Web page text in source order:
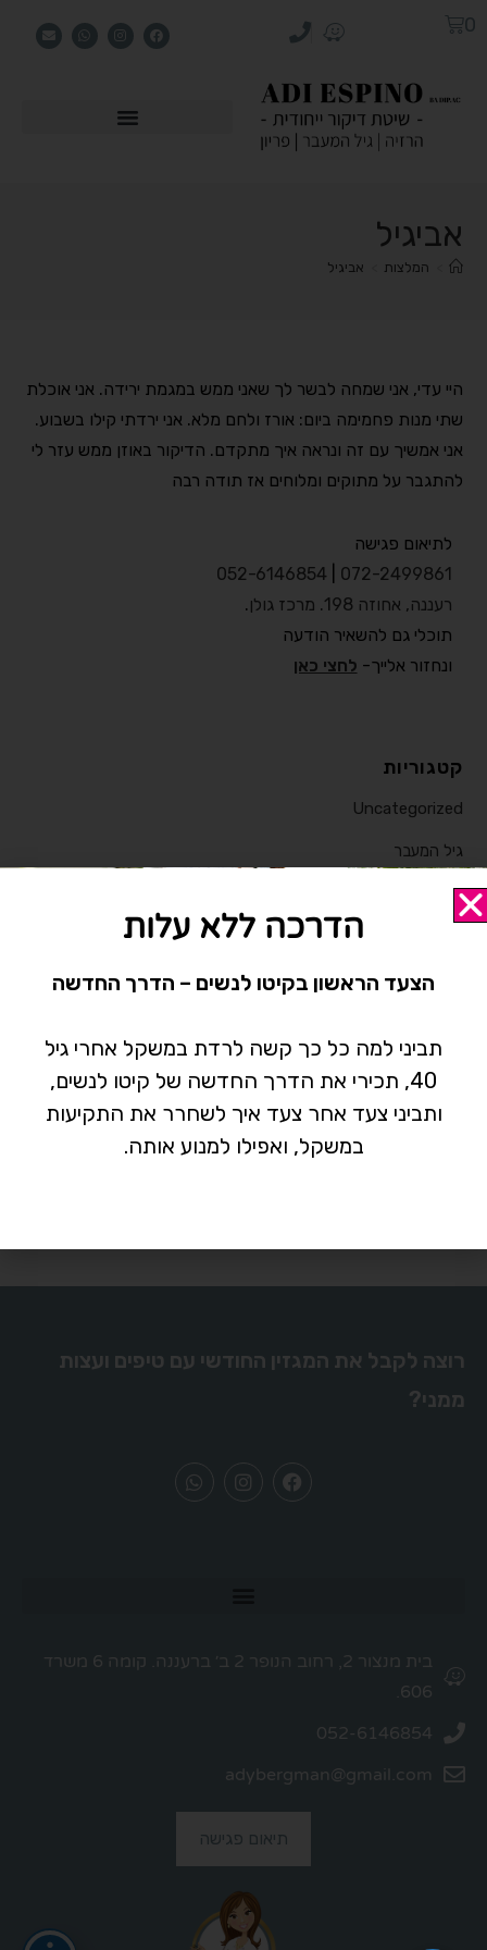
0
אביגיל
המלצות אביגיל
היי עדי, אני שמחה לבשר לך שאני ממש במגמת ירידה. אני אוכלת
שתי מנות פחמימה ביום: אורז ולחם מלא. אני ירדתי קילו בשבוע.
אני אמשיך עם זה ונראה איך מתקדם. הדיקור באוזן ממש עזר לי
להתגבר על מתוקים ומלוחים אז תודה רבה
לתיאום פגישה
072-2499861
052-6146854
רעננה, אחוזה 198. מרכז גולן
.
תוכלי גם להשאיר הודעה
ונחזור אלייך- לחצי כאן
קטגוריות
Uncategorized
גיל המעבר
הבלוג
מתח וחרדה
עדי אספינו בפייסבוק
רוצה לקבל את המגזין החודשי עם טיפים ועצות
ממני?
בית מנצור 2, רחוב הנופר 2 ב׳ ברעננה. קומה 6 משרד
606.
052-6146854
adybergman@gmail.com
תיאום פגישה
הדרכה ללא עלות
הצעד הראשון בקיטו לנשים – הדרך החדשה
תביני למה כל כך קשה לרדת במשקל אחרי גיל
40, תכירי את הדרך החדשה של קיטו לנשים,
ותביני צעד אחר צעד איך לשחרר את התקיעות
במשקל, ואפילו למנוע אותה.